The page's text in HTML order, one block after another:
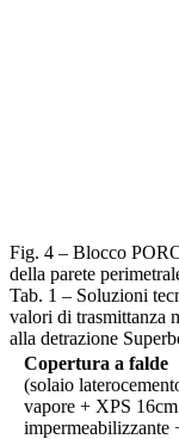
Fig. 4 – Blocco
della parete
Tab. 1 – Soluzioni
valori di trasmittanza
alla detrazione
Copertura a falde
(solaio
vapore + XPS
impermeabilizzante